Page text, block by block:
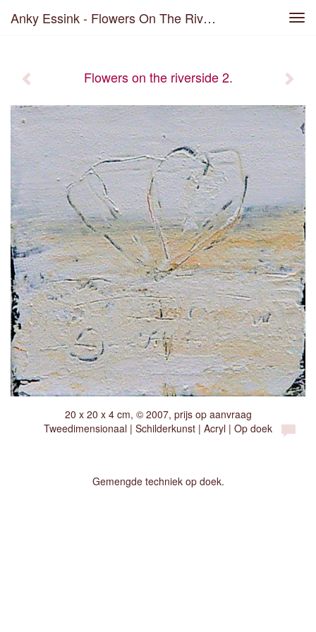
Anky Essink - Flowers On The Riverside 2.
Flowers on the riverside 2.
20 x 20 x 4 cm, © 2007, prijs op aanvraag
Tweedimensionaal | Schilderkunst | Acryl | Op doek
Gemengde techniek op doek.